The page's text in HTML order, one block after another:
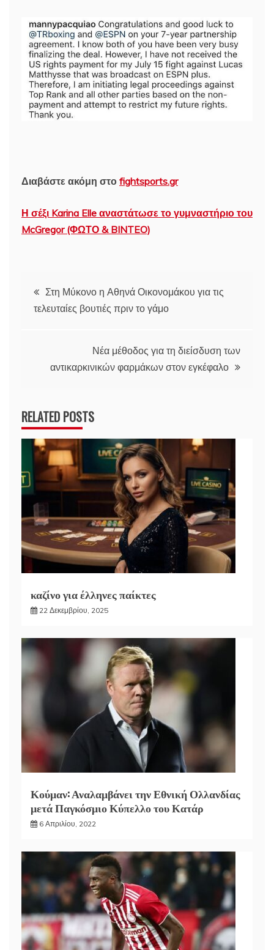
Διαβάστε ακόμη στο fightsports.gr
Η σέξι Karina Elle αναστάτωσε το γυμναστήριο του
McGregor (ΦΩΤΟ & BINTEO)
Πλοήγηση
άρθρων
Στη Μύκονο η Αθηνά Οικονομάκου για τις
τελευταίες βουτιές πριν το γάμο
Νέα μέθοδος για τη διείσδυση των
αντικαρκινικών φαρμάκων στον εγκέφαλο
RELATED POSTS
καζίνο για έλληνες παίκτες
22 Δεκεμβρίου, 2025
Κούμαν: Αναλαμβάνει την Εθνική Ολλανδίας
μετά Παγκόσμιο Κύπελλο του Κατάρ
6 Απριλίου, 2022